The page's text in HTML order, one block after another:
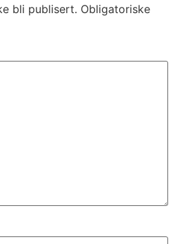
bli publisert. Obligatoriske